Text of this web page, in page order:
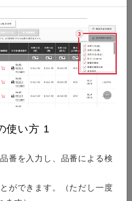
使い方 1
番を入力し、品番による検
ができます。（ただし一度
することができます。